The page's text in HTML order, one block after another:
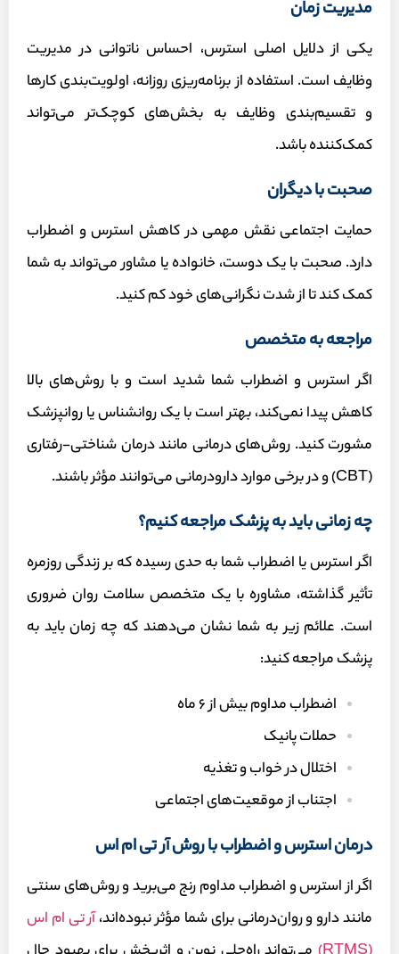
مدیریت زمان
یکی از دلایل اصلی استرس، احساس ناتوانی در مدیریت
وظایف است. استفاده از برنامه‌ریزی روزانه، اولویت‌بندی کارها
و تقسیم‌بندی وظایف به بخش‌های کوچک‌تر می‌تواند
کمک‌کننده باشد.
صحبت با دیگران
حمایت اجتماعی نقش مهمی در کاهش استرس و اضطراب
دارد. صحبت با یک دوست، خانواده یا مشاور می‌تواند به شما
کمک کند تا از شدت نگرانی‌های خود کم کنید.
مراجعه به متخصص
اگر استرس و اضطراب شما شدید است و با روش‌های بالا
کاهش پیدا نمی‌کند، بهتر است با یک روانشناس یا روانپزشک
مشورت کنید. روش‌های درمانی مانند درمان شناختی-رفتاری
(CBT) و در برخی موارد دارودرمانی می‌توانند مؤثر باشند.
چه زمانی باید به پزشک مراجعه کنیم؟
اگر استرس یا اضطراب شما به حدی رسیده که بر زندگی روزمره
تأثیر گذاشته، مشاوره با یک متخصص سلامت روان ضروری
است. علائم زیر به شما نشان می‌دهند که چه زمان باید به
پزشک مراجعه کنید:
اضطراب مداوم بیش از ۶ ماه
حملات پانیک
اختلال در خواب و تغذیه
اجتناب از موقعیت‌های اجتماعی
درمان استرس و اضطراب با روش آر تی ام اس
اگر از استرس و اضطراب مداوم رنج می‌برید و روش‌های سنتی
مانند دارو و روان‌درمانی برای شما مؤثر نبوده‌اند،آر تی ام اس